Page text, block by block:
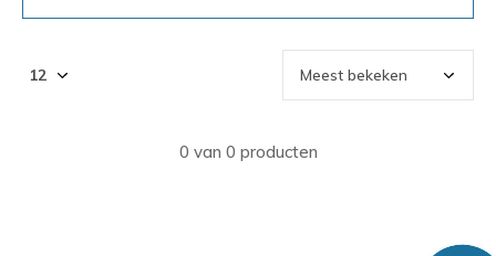
0 van 0 producten